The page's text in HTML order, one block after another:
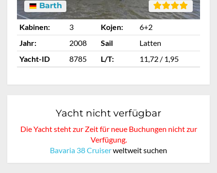
Barth
Kabinen: 3 Kojen:
6+2
Jahr:
2008 Sail
Latten
Yacht-ID
8785 L/T: 11,72 / 1,95
Yacht nicht verfügbar
Die Yacht steht zur Zeit für neue Buchungen nicht zur
Verfügung.
Bavaria 38 Cruiserweltweit suchen